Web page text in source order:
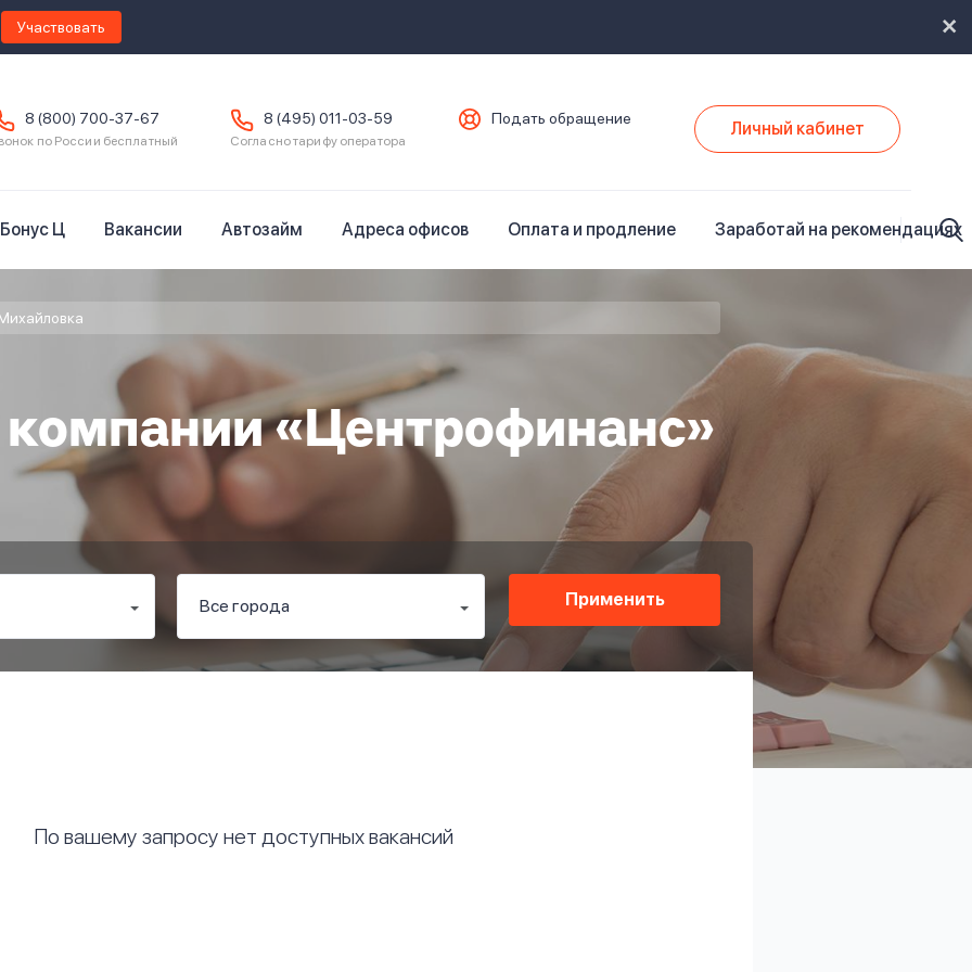
Участвовать
8 (800) 700-37-67
по России бесплатный
8 (495) 011-03-59
Согласно тарифу оператора
Подать обращение Личный кабинет
Бонус Ц Вакансии Автозайм Адреса офисов Оплата и продление Заработай на рекомендациях
компании «Центрофинанс»
Применить
По вашему запросу нет доступных вакансий